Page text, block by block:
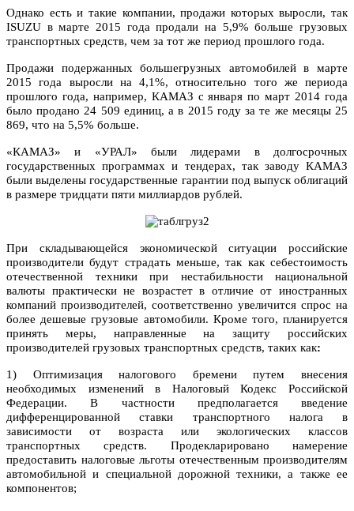
Однако есть и такие компании, продажи которых выросли, так
ISUZU в марте 2015 года продали на 5,9% больше грузовых
транспортных средств, чем за тот же период прошлого года.
Продажи подержанных большегрузных автомобилей в марте
2015 года выросли на 4,1%, относительно того же периода
прошлого года, например, КАМАЗ с января по март 2014 года
было продано 24 509 единиц, а в 2015 году за те же месяцы 25
869, что на 5,5% больше.
«КАМАЗ» и «УРАЛ» были лидерами в долгосрочных
государственных программах и тендерах, так заводу КАМАЗ
были выделены государственные гарантии под выпуск облигаций
в размере тридцати пяти миллиардов рублей.
При складывающейся экономической ситуации российские
производители будут страдать меньше, так как себестоимость
отечественной техники при нестабильности национальной
валюты практически не возрастет в отличие от иностранных
компаний производителей, соответственно увеличится спрос на
более дешевые грузовые автомобили. Кроме того, планируется
принять меры, направленные на защиту российских
производителей грузовых транспортных средств, таких как:
1) Оптимизация налогового бремени путем внесения
необходимых изменений в Налоговый Кодекс Российской
Федерации. В частности предполагается введение
дифференцированной ставки транспортного налога в
зависимости от возраста или экологических классов
транспортных средств. Продекларировано намерение
предоставить налоговые льготы отечественным производителям
автомобильной и специальной дорожной техники, а также ее
компонентов;